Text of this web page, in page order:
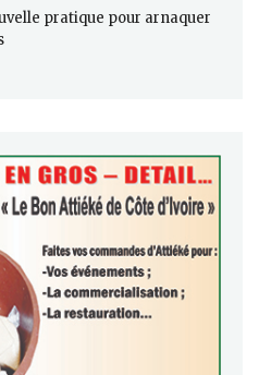
pratique pour arnaquer